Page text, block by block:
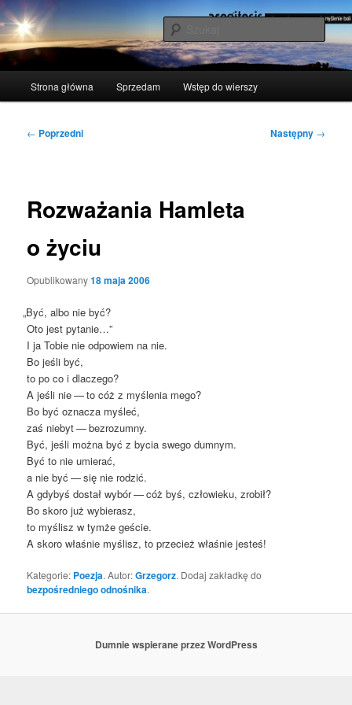
Przeskocz
do
tekstu
acogitosis
polscy naukowcy udowodnili: myślenie boli
Strona główna Sprzedam Wstęp do wierszy
Nawigacja
← Poprzedni Następny →
Rozważania Hamleta
o życiu
Opublikowany18 maja 2006
„Być, albo nie być?
Oto jest pytanie…”
I ja Tobie nie odpo­wiem na nie.
Bo jeśli być,
to po co i dlaczego?
A jeśli nie — to cóż z myśle­nia mego?
Bo być ozna­cza myśleć,
zaś nie­byt — bezrozumny.
Być, jeśli moż­na być z bycia swe­go dumnym.
Być to nie umierać,
a nie być — się nie rodzić.
A gdy­byś dostał wybór — cóż byś, czło­wie­ku, zrobił?
Bo sko­ro już wybierasz,
to myślisz w tym­że geście.
A sko­ro wła­śnie myślisz, to prze­cież wła­śnie jesteś!
Kategorie: Poezja. Autor:Grzegorz. Dodaj zakładkę do
bezpośredniego odnośnika.
Dumnie wspierane przez WordPress